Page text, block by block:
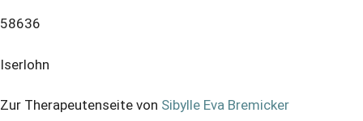
58636
Iserlohn
Zur Therapeutenseite von Sibylle Eva Bremicker